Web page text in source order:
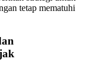
tetap mematuhi